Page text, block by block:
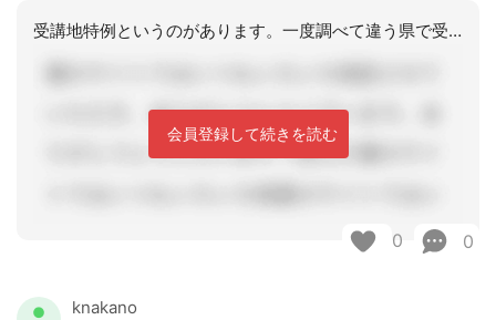
受講地特例というのがあります。一度調べて違う県で受けれたら良いかと思います。私は
会員登録して続きを読む
0 0
knakano